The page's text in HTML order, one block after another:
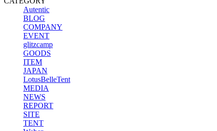
Autentic
BLOG
COMPANY
EVENT
glitzcamp
GOODS
ITEM
JAPAN
LotusBelleTent
MEDIA
NEWS
REPORT
SITE
TENT